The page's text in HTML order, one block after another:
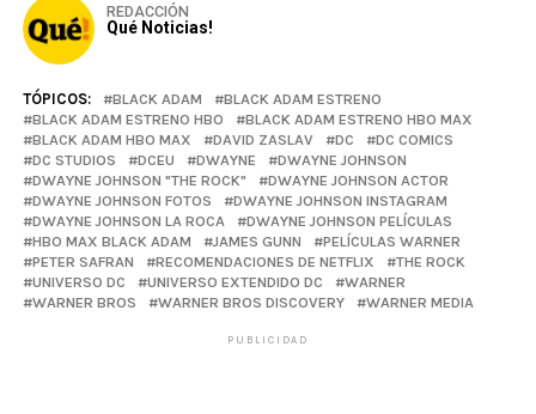
REDACCIÓN
Qué Noticias!
TÓPICOS: BLACK ADAM
BLACK ADAM ESTRENO
BLACK ADAM ESTRENO HBO
BLACK ADAM ESTRENO HBO MAX
BLACK ADAM HBO MAX
DAVID ZASLAV DC
DC COMICS
DC STUDIOS
DCEU DWAYNE
DWAYNE JOHNSON
DWAYNE JOHNSON "THE ROCK"
DWAYNE JOHNSON ACTOR
DWAYNE JOHNSON FOTOS
DWAYNE JOHNSON INSTAGRAM
DWAYNE JOHNSON LA ROCA
DWAYNE JOHNSON PELÍCULAS
HBO MAX BLACK ADAM
JAMES GUNN
PELÍCULAS WARNER
PETER SAFRAN
RECOMENDACIONES DE NETFLIX
THE ROCK
UNIVERSO DC
UNIVERSO EXTENDIDO DC
WARNER
WARNER BROS
WARNER BROS DISCOVERY WARNER MEDIA
PUBLICIDAD